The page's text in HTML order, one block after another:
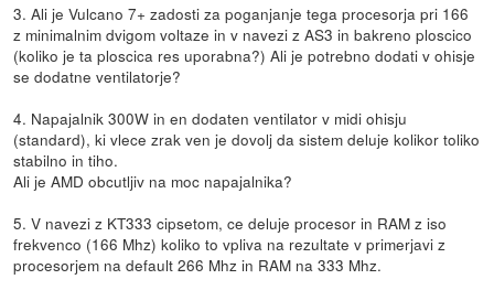
3. Ali je Vulcano 7+ zadosti za poganjanje tega procesorja pri 166
z minimalnim dvigom voltaze in v navezi z AS3 in bakreno ploscico
(koliko je ta ploscica res uporabna?) Ali je potrebno dodati v ohisje
se dodatne ventilatorje?
4. Napajalnik 300W in en dodaten ventilator v midi ohisju
(standard), ki vlece zrak ven je dovolj da sistem deluje kolikor toliko
stabilno in tiho.
Ali je AMD obcutljiv na moc napajalnika?
5. V navezi z KT333 cipsetom, ce deluje procesor in RAM z iso
frekvenco (166 Mhz) koliko to vpliva na rezultate v primerjavi z
procesorjem na default 266 Mhz in RAM na 333 Mhz.